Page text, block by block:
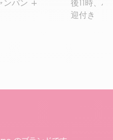
ンパン +
後11時、
迎付き